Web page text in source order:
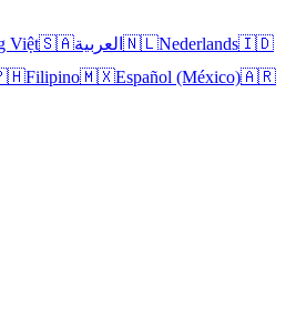
Việt🇸🇦العربية 🇳🇱Nederlands🇮🇩
Filipino🇲🇽Español (México)🇦🇷